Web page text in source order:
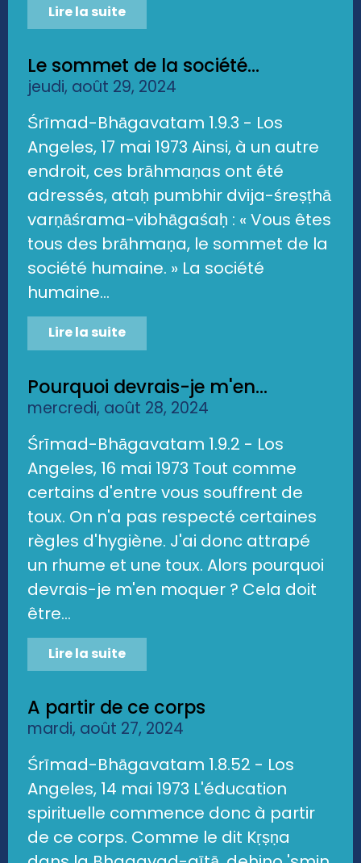
Lire la suite
Le sommet de la société...
jeudi, août 29, 2024
Śrīmad-Bhāgavatam 1.9.3 - Los
Angeles, 17 mai 1973 Ainsi, à un autre
endroit, ces brāhmaṇas ont été
adressés, ataḥ pumbhir dvija-śreṣṭhā
varṇāśrama-vibhāgaśaḥ : « Vous êtes
tous des brāhmaṇa, le sommet de la
société humaine. » La société
humaine...
Lire la suite
Pourquoi devrais-je m'en...
mercredi, août 28, 2024
Śrīmad-Bhāgavatam 1.9.2 - Los
Angeles, 16 mai 1973 Tout comme
certains d'entre vous souffrent de
toux. On n'a pas respecté certaines
règles d'hygiène. J'ai donc attrapé
un rhume et une toux. Alors pourquoi
devrais-je m'en moquer ? Cela doit
être...
Lire la suite
A partir de ce corps
mardi, août 27, 2024
Śrīmad-Bhāgavatam 1.8.52 - Los
Angeles, 14 mai 1973 L'éducation
spirituelle commence donc à partir
de ce corps. Comme le dit Kṛṣṇa